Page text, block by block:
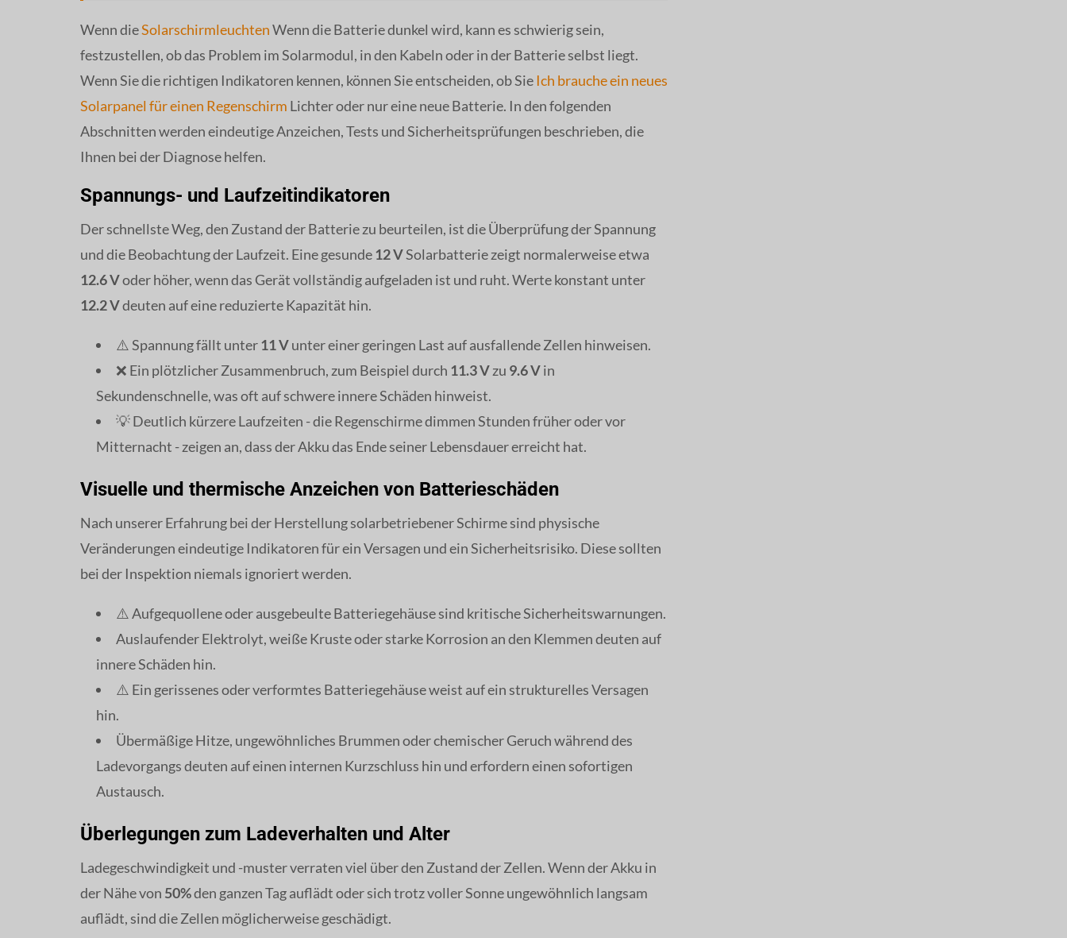
Wenn dieSolarschirmleuchtenWenn die Batterie dunkel wird, kann es schwierig sein,
festzustellen, ob das Problem im Solarmodul, in den Kabeln oder in der Batterie selbst liegt.
Wenn Sie die richtigen Indikatoren kennen, können Sie entscheiden, ob Sie Ich brauche ein neues
Solarpanel für einen Regenschirm Lichter oder nur eine neue Batterie. In den folgenden
Abschnitten werden eindeutige Anzeichen, Tests und Sicherheitsprüfungen beschrieben, die
Ihnen bei der Diagnose helfen.
Spannungs- und Laufzeitindikatoren
Der schnellste Weg, den Zustand der Batterie zu beurteilen, ist die Überprüfung der Spannung
und die Beobachtung der Laufzeit. Eine gesunde12 VSolarbatterie zeigt normalerweise etwa
12.6 Voder höher, wenn das Gerät vollständig aufgeladen ist und ruht. Werte konstant unter
12.2 Vdeuten auf eine reduzierte Kapazität hin.
⚠️ Spannung fällt unter11 Vunter einer geringen Last auf ausfallende Zellen hinweisen.
❌ Ein plötzlicher Zusammenbruch, zum Beispiel durch 11.3 Vzu 9.6 Vin
Sekundenschnelle, was oft auf schwere innere Schäden hinweist.
💡 Deutlich kürzere Laufzeiten - die Regenschirme dimmen Stunden früher oder vor
Mitternacht - zeigen an, dass der Akku das Ende seiner Lebensdauer erreicht hat.
Visuelle und thermische Anzeichen von Batterieschäden
Nach unserer Erfahrung bei der Herstellung solarbetriebener Schirme sind physische
Veränderungen eindeutige Indikatoren für ein Versagen und ein Sicherheitsrisiko. Diese sollten
bei der Inspektion niemals ignoriert werden.
⚠️ Aufgequollene oder ausgebeulte Batteriegehäuse sind kritische Sicherheitswarnungen.
Auslaufender Elektrolyt, weiße Kruste oder starke Korrosion an den Klemmen deuten auf
innere Schäden hin.
⚠️ Ein gerissenes oder verformtes Batteriegehäuse weist auf ein strukturelles Versagen
hin.
Übermäßige Hitze, ungewöhnliches Brummen oder chemischer Geruch während des
Ladevorgangs deuten auf einen internen Kurzschluss hin und erfordern einen sofortigen
Austausch.
Überlegungen zum Ladeverhalten und Alter
Ladegeschwindigkeit und -muster verraten viel über den Zustand der Zellen. Wenn der Akku in
der Nähe von 50%den ganzen Tag auflädt oder sich trotz voller Sonne ungewöhnlich langsam
auflädt, sind die Zellen möglicherweise geschädigt.